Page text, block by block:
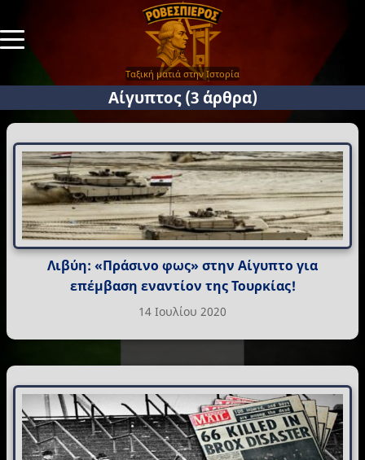
Ταξική ματιά στην Ιστορία
Αίγυπτος(3 άρθρα)
Λιβύη: «Πράσινο φως» στην Αίγυπτο για
επέμβαση εναντίον της Τουρκίας!
14 Ιουλίου 2020